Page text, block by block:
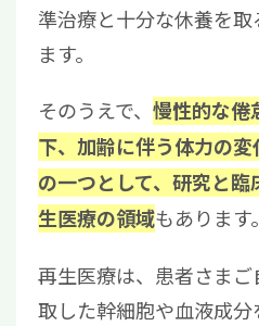
準治療と十分な休養を
ます。
そのうえで、 慢性的な倦
下、加齢に伴う体力の
の一つとして、研究と
生医療の領域もあります。
再生医療は、患者さま
取した幹細胞や血液成